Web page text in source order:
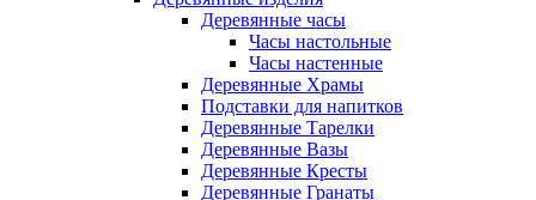
Деревянные часы
Часы настольные
Часы настенные
Деревянные Храмы
Подставки для напитков
Деревянные Тарелки
Деревянные Вазы
Деревянные Кресты
Деревянные Гранаты